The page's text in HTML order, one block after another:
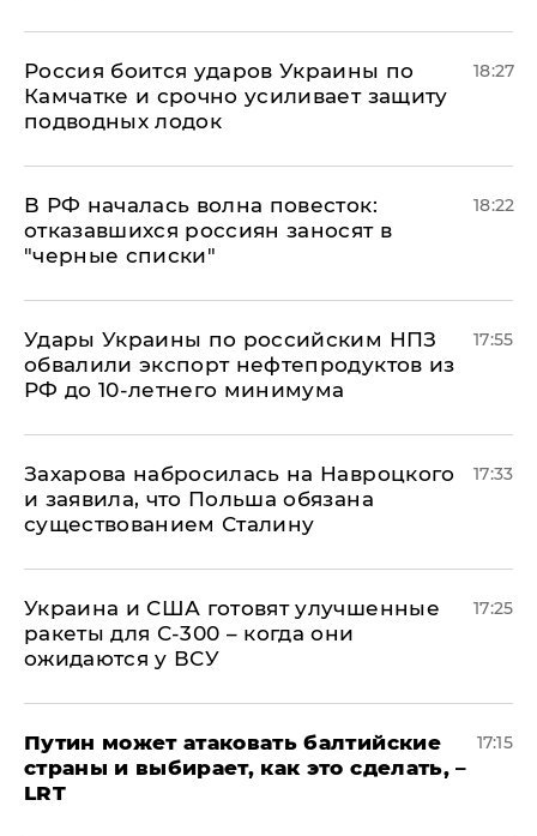
Россия боится ударов Украины по
Камчатке и срочно усиливает защиту
подводных лодок
18:27
​В РФ началась волна повесток:
отказавшихся россиян заносят в
"черные списки"
18:22
Удары Украины по российским НПЗ
обвалили экспорт нефтепродуктов из
РФ до 10-летнего минимума
17:55
​Захарова набросилась на Навроцкого
и заявила, что Польша обязана
существованием Сталину
17:33
Украина и США готовят улучшенные
ракеты для С-300 – когда они
ожидаются у ВСУ
17:25
Путин может атаковать балтийские
страны и выбирает, как это сделать, –
LRT
17:15